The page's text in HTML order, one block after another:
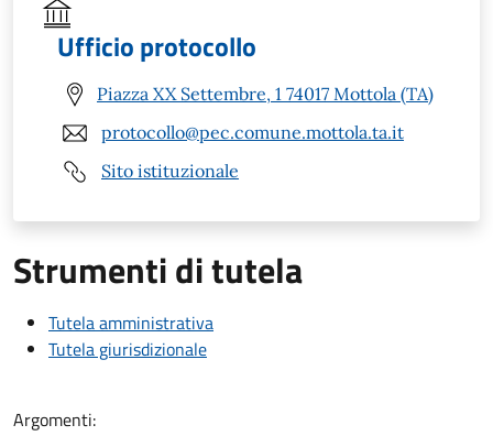
Ufficio protocollo
Piazza XX Settembre, 1 74017 Mottola (TA)
protocollo@pec.comune.mottola.ta.it
Sito istituzionale
Strumenti di tutela
Tutela amministrativa
Tutela giurisdizionale
Argomenti: